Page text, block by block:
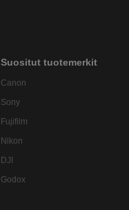
Suositut tuotemerkit
Canon
Sony
Fujifilm
Nikon
DJI
Godox